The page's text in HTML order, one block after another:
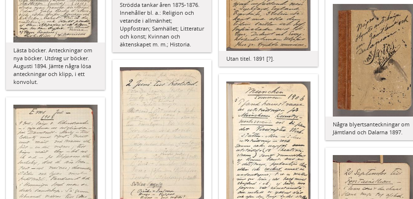
Strödda tankar åren 1875-1876.
Innehåller bl. a.: Religion och
vetande i allmänhet;
Uppfostran; Samhället; Litteratur
och konst; Kvinnan och
äktenskapet m. m.; Historia.
Utan titel. 1891 [?].
Lästa böcker. Anteckningar om
nya böcker. Utdrag ur böcker.
Augusti 1894. Jämte några lösa
anteckningar och klipp, i ett
konvolut.
Några blyertsanteckningar om
Jämtland och Dalarna 1897.